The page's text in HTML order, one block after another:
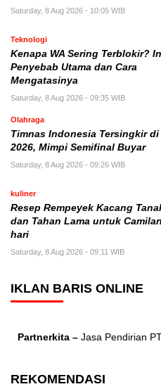
Saturday, 8 Aug 2026 - 10:05 WIB
Teknologi
Kenapa WA Sering Terblokir?
Penyebab Utama dan Cara
Mengatasinya
Saturday, 8 Aug 2026 - 09:35 WIB
Olahraga
Timnas Indonesia Tersingkir di
2026, Mimpi Semifinal Buyar
Saturday, 8 Aug 2026 - 09:26 WIB
kuliner
Resep Rempeyek Kacang
dan Tahan Lama untuk
hari
Saturday, 8 Aug 2026 - 09:11 WIB
IKLAN BARIS ONLINE
Partnerkita – Jasa Pendirian
REKOMENDASI